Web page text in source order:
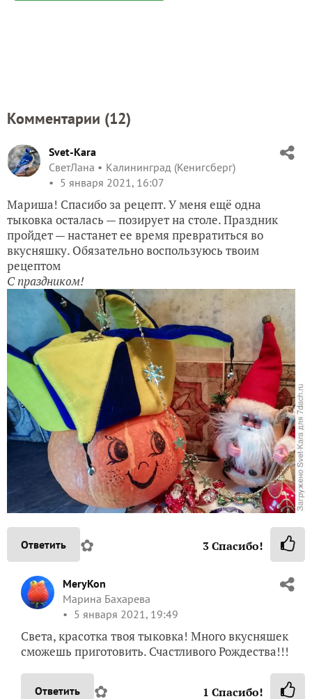
Комментарии (12)
Svet-Kara
СветЛана
Калининград (Кенигсберг)
5 января 2021, 16:07
Мариша! Спасибо за рецепт. У меня ещё одна
тыковка осталась — позирует на столе. Праздник
пройдет — настанет ее время превратиться во
вкусняшку. Обязательно воспользуюсь твоим
рецептом
С праздником!
Ответить ✿ 3Спасибо!
MeryKon
Марина Бахарева
5 января 2021, 19:49
Света, красотка твоя тыковка! Много вкусняшек
сможешь приготовить. Счастливого Рождества!!!
Ответить ✿ 1 Спасибо!